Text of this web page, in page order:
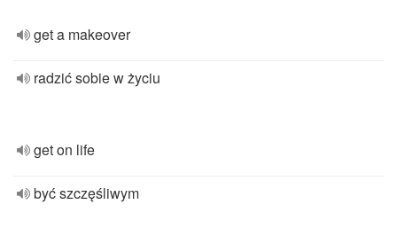
get a makeover
radzić sobie w życiu
get on life
być szczęśliwym